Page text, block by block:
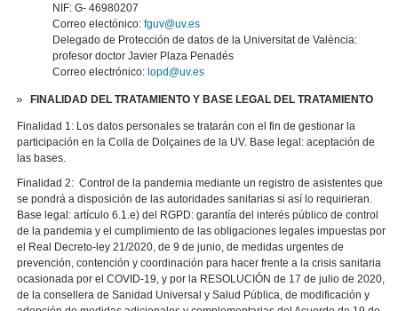
NIF: G- 46980207
Correo electónico:fguv@uv.es
Delegado de Protección de datos de la Universitat de València:
profesor doctor Javier Plaza Penadés
Correo electrónico: lopd@uv.es
FINALIDAD DEL TRATAMIENTO Y BASE LEGAL DEL TRATAMIENTO
Finalidad 1: Los datos personales se tratarán con el fin de gestionar la
participación en la Colla de Dolçaines de la UV. Base legal: aceptación de
las bases.
Finalidad 2: Control de la pandemia mediante un registro de asistentes que
se pondrá a disposición de las autoridades sanitarias si así lo requirieran.
Base legal: artículo 6.1.e) del RGPD: garantía del interés público de control
de la pandemia y el cumplimiento de las obligaciones legales impuestas por
el Real Decreto-ley 21/2020, de 9 de junio, de medidas urgentes de
prevención, contención y coordinación para hacer frente a la crisis sanitaria
ocasionada por el COVID-19, y por la RESOLUCIÓN de 17 de julio de 2020,
de la consellera de Sanidad Universal y Salud Pública, de modificación y